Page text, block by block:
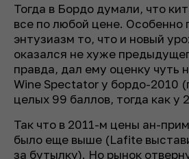
Тогда в Бордо думали, что
все по любой цене. Особенно
энтузиазм то, что и новый
оказался не хуже
правда, дал ему оценку чуть
Wine Spectator у бордо-2010
целых 99 баллов, тогда как у
Так что в 2011-м цены ан-
было еще выше (Lafite
за бутылку). Но рынок